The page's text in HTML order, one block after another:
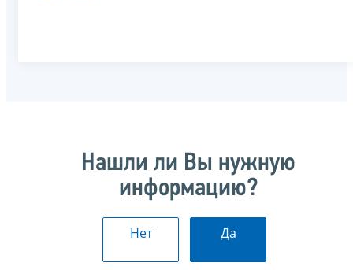
Нашли ли Вы нужную
информацию?
Нет Да